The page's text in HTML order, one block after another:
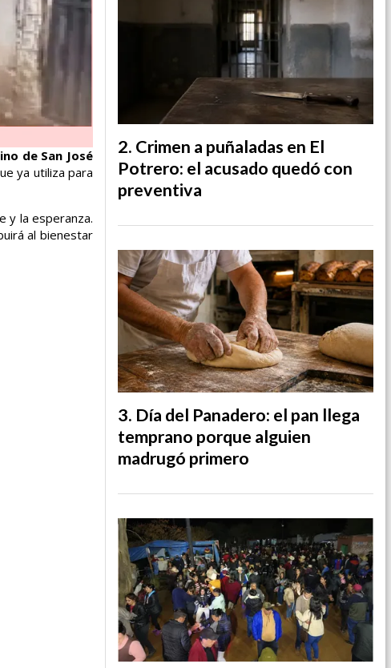
de San José
ya utiliza para
y la esperanza.
al bienestar
Crimen a puñaladas en El
Potrero: el acusado quedó con
preventiva
Día del Panadero: el pan llega
temprano porque alguien
madrugó primero